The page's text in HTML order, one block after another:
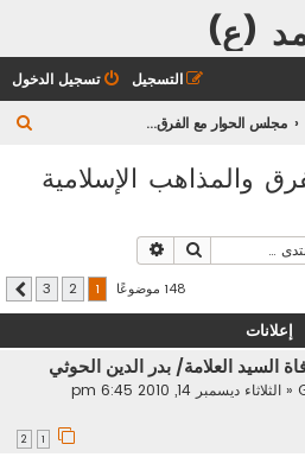
(ع)
تسجيل الدخول التسجيل
مجلس الحوار مع الفرق والمذاهب الإسلامية الأخرى
ب
والمذاهب الإسلامية
بحث
148 موضوعًا 2
3 التالي
إعلانات
السيد العلامة/ بدر الدين الحوثي
« الثلاثاء ديسمبر 14, 2010 6:45 pm